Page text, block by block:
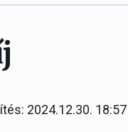
2024.12.30. 18:57